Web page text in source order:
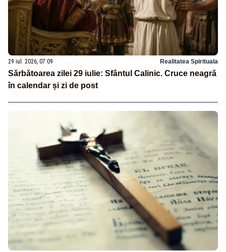
29 iul. 2026, 07:09 Realitatea Spirituala
Sărbătoarea zilei 29 iulie: Sfântul Calinic. Cruce neagră
în calendar și zi de post